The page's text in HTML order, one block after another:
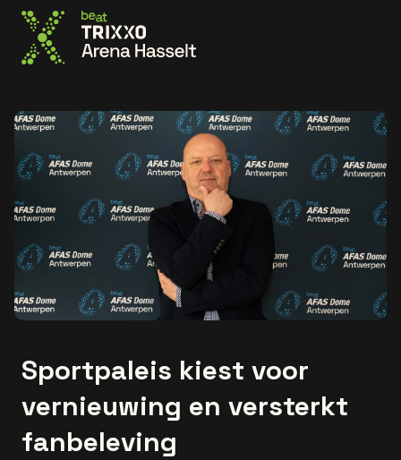
Sportpaleis kiest voor
vernieuwing en versterkt
fanbeleving